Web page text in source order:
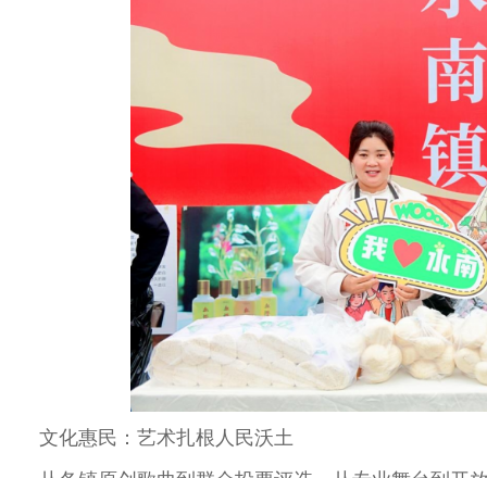
文化惠民：艺术扎根人民沃土